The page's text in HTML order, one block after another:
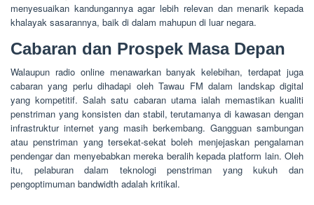
menyesuaikan kandungannya agar lebih relevan dan menarik kepada
khalayak sasarannya, baik di dalam mahupun di luar negara.
Cabaran dan Prospek Masa Depan
Walaupun radio online menawarkan banyak kelebihan, terdapat juga
cabaran yang perlu dihadapi oleh Tawau FM dalam landskap digital
yang kompetitif. Salah satu cabaran utama ialah memastikan kualiti
penstriman yang konsisten dan stabil, terutamanya di kawasan dengan
infrastruktur internet yang masih berkembang. Gangguan sambungan
atau penstriman yang tersekat-sekat boleh menjejaskan pengalaman
pendengar dan menyebabkan mereka beralih kepada platform lain. Oleh
itu, pelaburan dalam teknologi penstriman yang kukuh dan
pengoptimuman bandwidth adalah kritikal.